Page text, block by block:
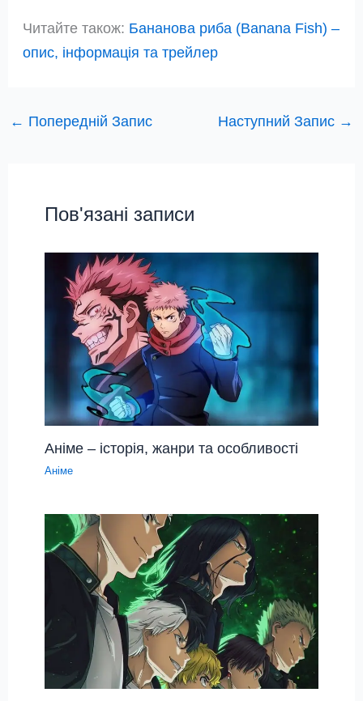
Читайте також: Бананова риба (Banana Fish) –
опис, інформація та трейлер
← Попередній Запис Наступний Запис →
Пов'язані записи
Аніме – історія, жанри та особливості
Аніме